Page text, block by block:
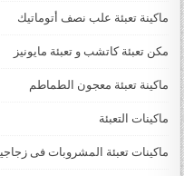
ماكينة تعبئة علب نصف أتوماتيك
مكن تعبئة كاتشب و تعبئة مايونيز
ماكينة تعبئة معجون الطماطم
ماكينات التعبئة
ماكينات تعبئة المشروبات فى